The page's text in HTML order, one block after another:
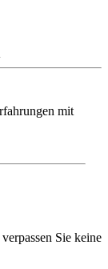
mit
Sie keine